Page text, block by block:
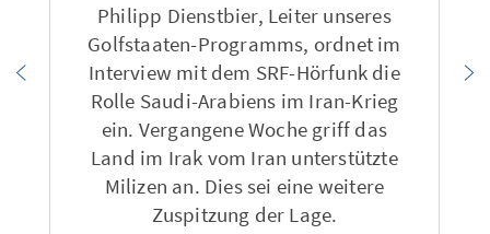
Philipp Dienstbier, Leiter unseres
Golfstaaten-Programms, ordnet im
Interview mit dem SRF-Hörfunk die
Rolle Saudi-Arabiens im Iran-Krieg
ein. Vergangene Woche griff das
Land im Irak vom Iran unterstützte
Milizen an. Dies sei eine weitere
Zuspitzung der Lage.